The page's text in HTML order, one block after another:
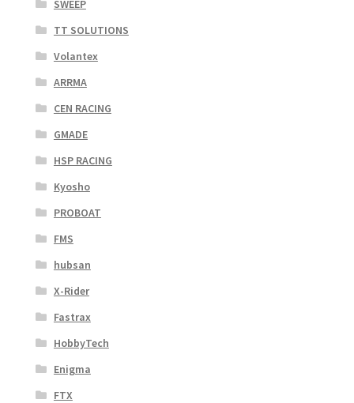
SWEEP
TT SOLUTIONS
Volantex
ARRMA
CEN RACING
GMADE
HSP RACING
Kyosho
PROBOAT
FMS
hubsan
X-Rider
Fastrax
HobbyTech
Enigma
FTX